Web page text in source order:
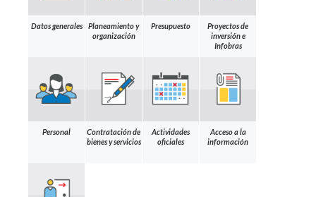
Datos generales
Planeamiento y
organización
Presupuesto
Proyectos de
inversión e
Infobras
Personal
Contratación de
bienes y servicios
Actividades
oficiales
Acceso a la
información